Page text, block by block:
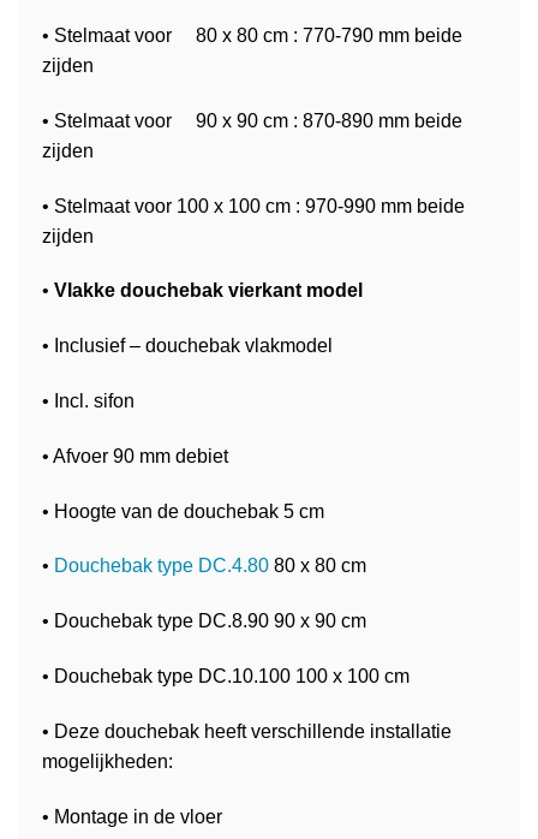
• Stelmaat voor 80 x 80 cm : 770-790 mm beide
zijden
• Stelmaat voor 90 x 90 cm : 870-890 mm beide
zijden
• Stelmaat voor 100 x 100 cm : 970-990 mm beide
zijden
• Vlakke douchebak vierkant model
• Inclusief – douchebak vlakmodel
• Incl. sifon
• Afvoer 90 mm debiet
• Hoogte van de douchebak 5 cm
• Douchebak type DC.4.80 80 x 80 cm
• Douchebak type DC.8.90 90 x 90 cm
• Douchebak type DC.10.100 100 x 100 cm
• Deze douchebak heeft verschillende installatie
mogelijkheden:
• Montage in de vloer